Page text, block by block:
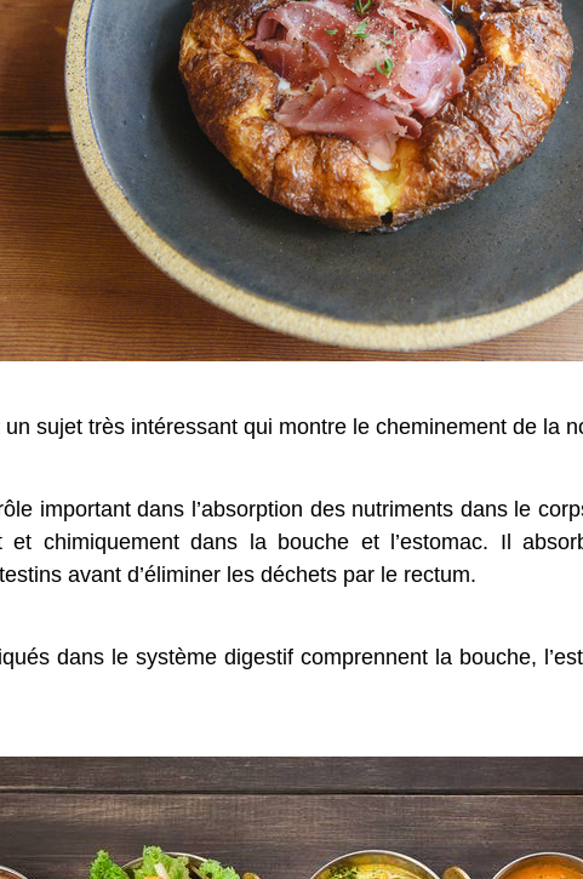
sujet très intéressant qui montre le cheminement de la
important dans l’absorption des nutriments dans le
et chimiquement dans la bouche et l’estomac. Il
avant d’éliminer les déchets par le rectum.
dans le système digestif comprennent la bouche,